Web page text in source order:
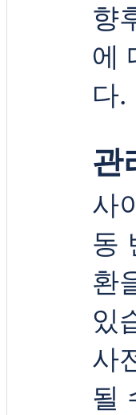
향
에
다.
관
사
동
환
있
사
될